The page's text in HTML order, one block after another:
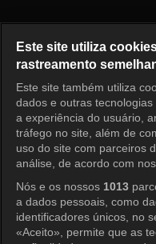
Este site utiliza
rastreamento
Este site também utiliza
dados e outras
a experiência do usuário,
tráfego no site, além de
uso do site com parceiros
análise, de acordo com
Nós e os nossos 1013
a dados pessoais, como
identificadores únicos, no
«Aceito», permite que as